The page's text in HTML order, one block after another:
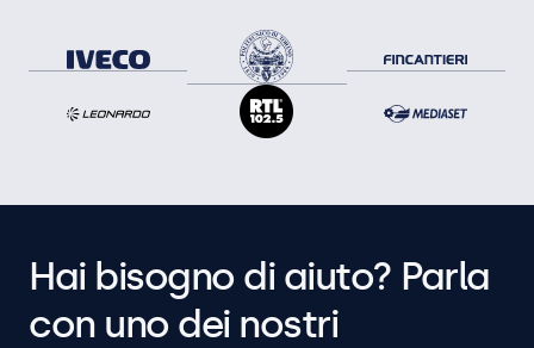
Hai bisogno di aiuto? Parla
con uno dei nostri